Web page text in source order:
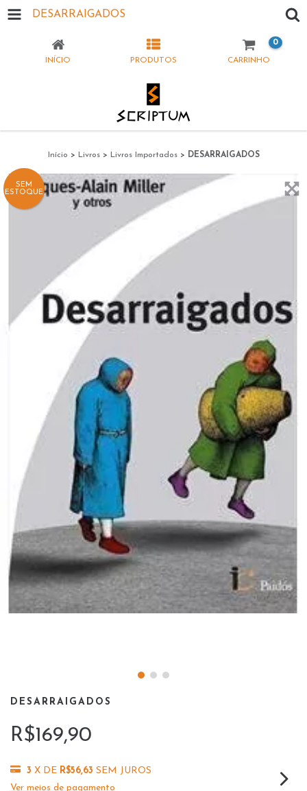
DESARRAIGADOS
INÍCIO PRODUTOS CARRINHO
0
Início > Livros > Livros Importados > DESARRAIGADOS
SEM
ESTOQUE
DESARRAIGADOS
R$169,90
3 X DE R$56,63 SEM JUROS
Ver meios de pagamento